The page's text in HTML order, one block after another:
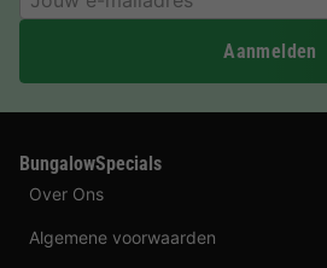
Aanmelden
BungalowSpecials
Over Ons
Algemene voorwaarden